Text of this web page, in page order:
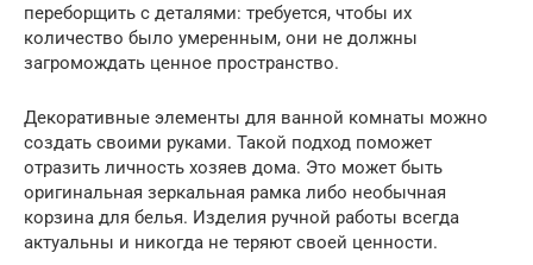
переборщить с деталями: требуется, чтобы их
количество было умеренным, они не должны
загромождать ценное пространство.
Декоративные элементы для ванной комнаты можно
создать своими руками. Такой подход поможет
отразить личность хозяев дома. Это может быть
оригинальная зеркальная рамка либо необычная
корзина для белья. Изделия ручной работы всегда
актуальны и никогда не теряют своей ценности.